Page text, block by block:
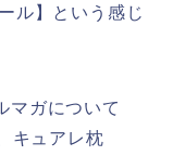
ル】という感じ
マガについて
キュアレ枕